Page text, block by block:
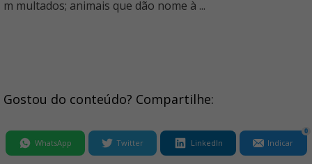
m multados; animais que dão nome à ...
Gostou do conteúdo? Compartilhe:
WhatsApp Twitter LinkedIn Indicar
0